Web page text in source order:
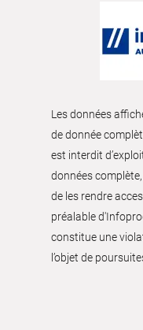
Les données
de donnée
est interdit
données
de les rendre
préalable
constitue une
l’objet de